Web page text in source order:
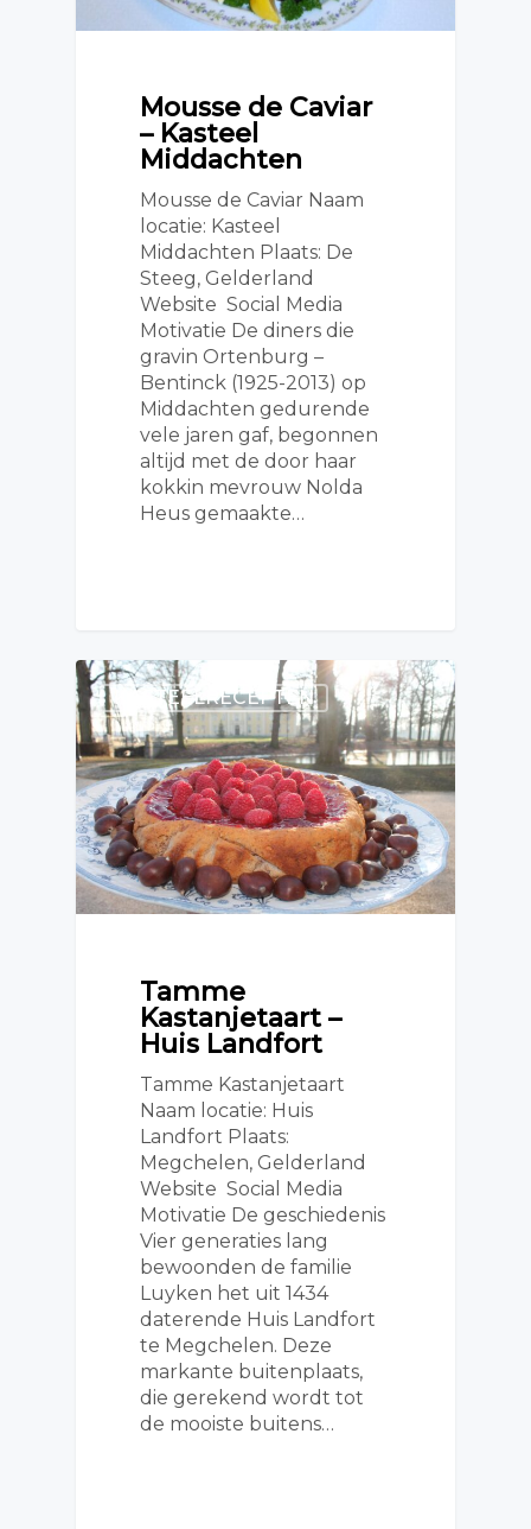
Mousse de Caviar
– Kasteel
Middachten
Mousse de Caviar Naam
locatie: Kasteel
Middachten Plaats: De
Steeg, Gelderland
Website Social Media
Motivatie De diners die
gravin Ortenburg –
Bentinck (1925-2013) op
Middachten gedurende
vele jaren gaf, begonnen
altijd met de door haar
kokkin mevrouw Nolda
Heus gemaakte…
KASTEELRECEPTEN
Tamme
Kastanjetaart –
Huis Landfort
Tamme Kastanjetaart
Naam locatie: Huis
Landfort Plaats:
Megchelen, Gelderland
Website Social Media
Motivatie De geschiedenis
Vier generaties lang
bewoonden de familie
Luyken het uit 1434
daterende Huis Landfort
te Megchelen. Deze
markante buitenplaats,
die gerekend wordt tot
de mooiste buitens…